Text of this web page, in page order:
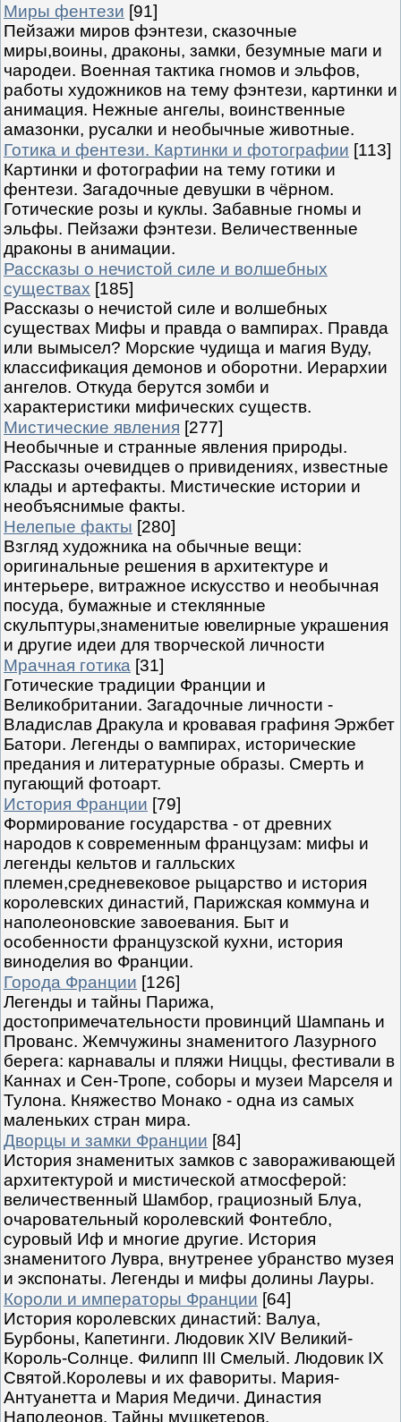
Миры фентези [91]
Пейзажи миров фэнтези, сказочные
миры,воины, драконы, замки, безумные маги и
чародеи. Военная тактика гномов и эльфов,
работы художников на тему фэнтези, картинки и
анимация. Нежные ангелы, воинственные
амазонки, русалки и необычные животные.
Готика и фентези. Картинки и фотографии [113]
Картинки и фотографии на тему готики и
фентези. Загадочные девушки в чёрном.
Готические розы и куклы. Забавные гномы и
эльфы. Пейзажи фэнтези. Величественные
драконы в анимации.
Рассказы о нечистой силе и волшебных
существах [185]
Рассказы о нечистой силе и волшебных
существах Мифы и правда о вампирах. Правда
или вымысел? Морские чудища и магия Вуду,
классификация демонов и оборотни. Иерархии
ангелов. Откуда берутся зомби и
характеристики мифических существ.
Мистические явления [277]
Необычные и странные явления природы.
Рассказы очевидцев о привидениях, известные
клады и артефакты. Мистические истории и
необъяснимые факты.
Нелепые факты [280]
Взгляд художника на обычные вещи:
оригинальные решения в архитектуре и
интерьере, витражное искусство и необычная
посуда, бумажные и стеклянные
скульптуры,знаменитые ювелирные украшения
и другие идеи для творческой личности
Мрачная готика [31]
Готические традиции Франции и
Великобритании. Загадочные личности -
Владислав Дракула и кровавая графиня Эржбет
Батори. Легенды о вампирах, исторические
предания и литературные образы. Смерть и
пугающий фотоарт.
История Франции [79]
Формирование государства - от древних
народов к современным французам: мифы и
легенды кельтов и галльских
племен,средневековое рыцарство и история
королевских династий, Парижская коммуна и
наполеоновские завоевания. Быт и
особенности французской кухни, история
виноделия во Франции.
Города Франции [126]
Легенды и тайны Парижа,
достопримечательности провинций Шампань и
Прованс. Жемчужины знаменитого Лазурного
берега: карнавалы и пляжи Ниццы, фестивали в
Каннах и Сен-Тропе, соборы и музеи Марселя и
Тулона. Княжество Монако - одна из самых
маленьких стран мира.
Дворцы и замки Франции [84]
История знаменитых замков с завораживающей
архитектурой и мистической атмосферой:
величественный Шамбор, грациозный Блуа,
очаровательный королевский Фонтебло,
суровый Иф и многие другие. История
знаменитого Лувра, внутренее убранство музея
и экспонаты. Легенды и мифы долины Лауры.
Короли и императоры Франции [64]
История королевских династий: Валуа,
Бурбоны, Капетинги. Людовик XIV Великий-
Король-Солнце. Филипп III Смелый. Людовик IX
Святой.Королевы и их фавориты. Мария-
Антуанетта и Мария Медичи. Династия
Наполеонов. Тайны мушкетеров.